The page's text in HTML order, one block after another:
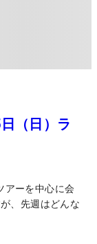
（日）ラ
アーを中心に会
、先週はどんな